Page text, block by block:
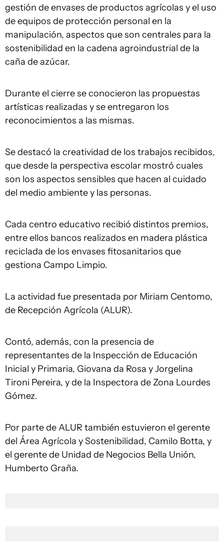
gestión de envases de productos agrícolas y el uso
de equipos de protección personal en la
manipulación, aspectos que son centrales para la
sostenibilidad en la cadena agroindustrial de la
caña de azúcar.
Durante el cierre se conocieron las propuestas
artísticas realizadas y se entregaron los
reconocimientos a las mismas.
Se destacó la creatividad de los trabajos recibidos,
que desde la perspectiva escolar mostró cuales
son los aspectos sensibles que hacen al cuidado
del medio ambiente y las personas.
Cada centro educativo recibió distintos premios,
entre ellos bancos realizados en madera plástica
reciclada de los envases fitosanitarios que
gestiona Campo Limpio.
La actividad fue presentada por Miriam Centomo,
de Recepción Agrícola (ALUR).
Contó, además, con la presencia de
representantes de la Inspección de Educación
Inicial y Primaria, Giovana da Rosa y Jorgelina
Tironi Pereira, y de la Inspectora de Zona Lourdes
Gómez.
Por parte de ALUR también estuvieron el gerente
del Área Agrícola y Sostenibilidad, Camilo Botta, y
el gerente de Unidad de Negocios Bella Unión,
Humberto Graña.